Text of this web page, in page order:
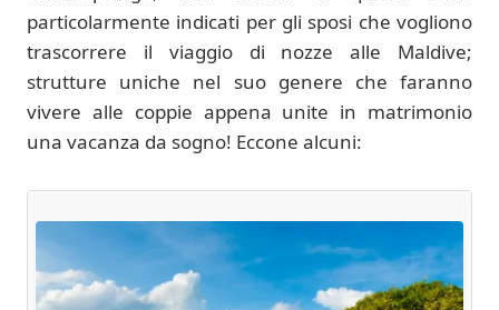
particolarmente indicati per gli sposi che vogliono
trascorrere il viaggio di nozze alle Maldive;
strutture uniche nel suo genere che faranno
vivere alle coppie appena unite in matrimonio
una vacanza da sogno! Eccone alcuni: